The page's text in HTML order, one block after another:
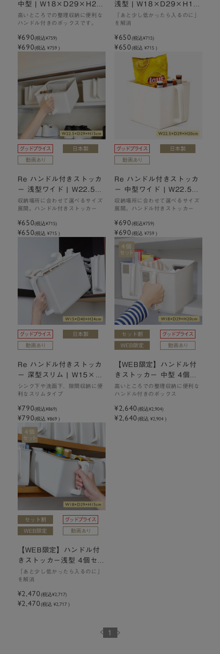
中型 | W18×D29×H20c
m
高いところでの整理収納に便利な
ハンドル付きのボックスです。
¥690(税込¥759)
¥690(税込 ¥759 )
浅型 | W18×D29×H15c
m
「あと少し低かったら入るのに」
を解消
¥650(税込¥715)
¥650(税込 ¥715 )
Re ハンドル付きストッカ
ー 浅型ワイド | W22.5×
D29×H15cm
収納場所に合わせて選べるサイズ
展開。ハンドル付きストッカー
¥650(税込¥715)
¥650(税込 ¥715 )
Re ハンドル付きストッカ
ー 中型ワイド | W22.5×
D29×H20cm
収納場所に合わせて選べるサイズ
展開。ハンドル付きストッカー
¥690(税込¥759)
¥690(税込 ¥759 )
Re ハンドル付きストッカ
ー 深型スリム | W15×D4
0×H24cm
シンク下や洗面下、隙間収納に便
利なスリムタイプ
¥790(税込¥869)
¥790(税込 ¥869 )
【WEB限定】ハンドル付
きストッカー 中型 4個セ
ット
高いところでの整理収納に便利な
ハンドル付きのボックス
¥2,640(税込¥2,904)
¥2,640(税込 ¥2,904 )
【WEB限定】ハンドル付
きストッカー浅型 4個セッ
ト | W18×D29×H15cm
「あと少し低かったら入るのに」
を解消
¥2,470(税込¥2,717)
¥2,470(税込 ¥2,717 )
1